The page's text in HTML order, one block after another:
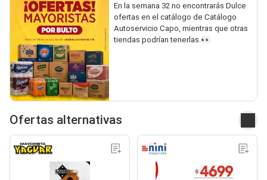
En la semana 32 no encontrarás Dulce
ofertas en el catálogo de Catálogo
Autoservicio Capo, mientras que otras
tiendas podrían tenerlas.👀
Ofertas alternativas